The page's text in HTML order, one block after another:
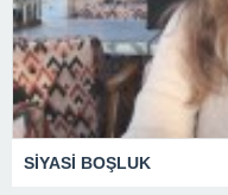
SİYASİ BOŞLUK